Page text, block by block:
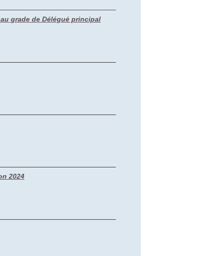
grade de Délégué principal
2024